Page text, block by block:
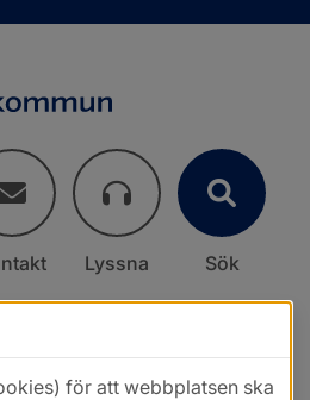
Lyssna Sök
för att webbplatsen ska